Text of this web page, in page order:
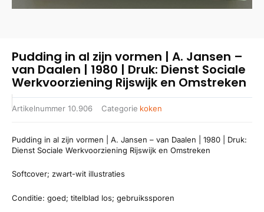
Pudding in al zijn vormen | A. Jansen –
van Daalen | 1980 | Druk: Dienst Sociale
Werkvoorziening Rijswijk en Omstreken
Artikelnummer 10.906 Categorie koken
Pudding in al zijn vormen | A. Jansen – van Daalen | 1980 | Druk:
Dienst Sociale Werkvoorziening Rijswijk en Omstreken
Softcover; zwart-wit illustraties
Conditie: goed; titelblad los; gebruikssporen